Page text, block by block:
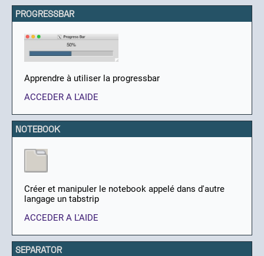
PROGRESSBAR
Apprendre à utiliser la progressbar
ACCEDER A L'AIDE
NOTEBOOK
Créer et manipuler le notebook appelé dans d'autre
langage un tabstrip
ACCEDER A L'AIDE
SEPARATOR